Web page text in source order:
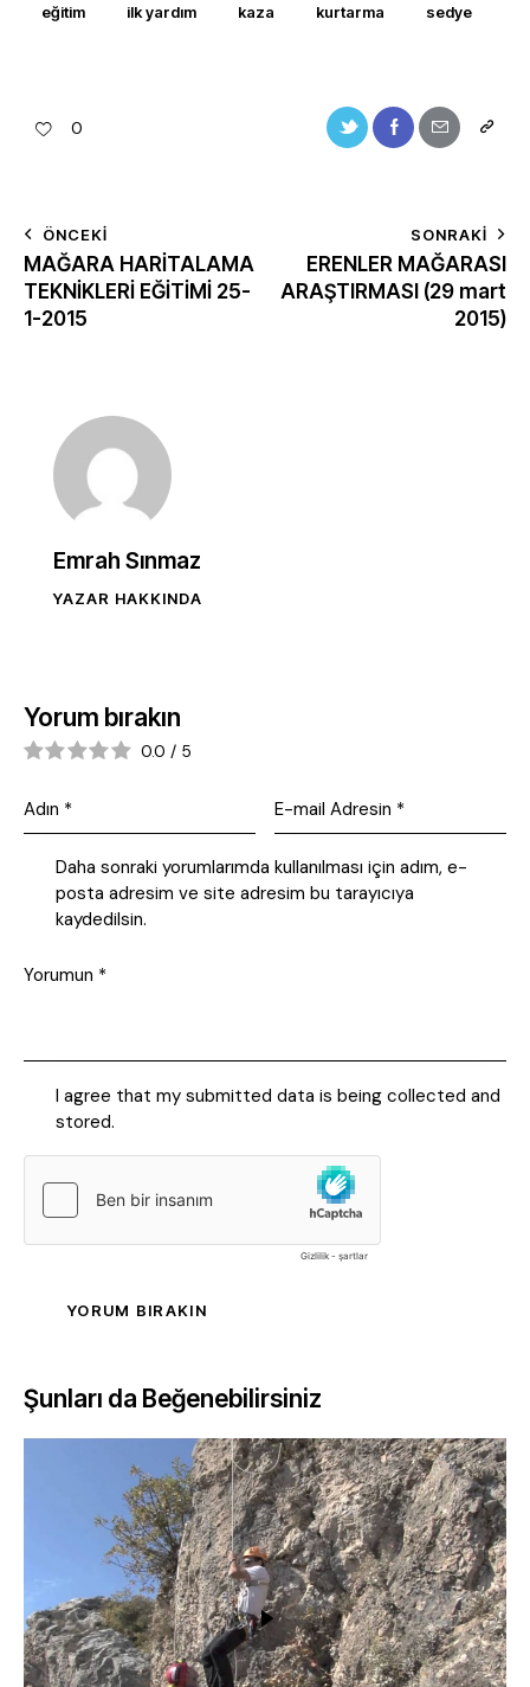
eğitim ilk yardım kaza kurtarma sedye
0
ÖNCEKI
MAĞARA HARİTALAMA
TEKNİKLERİ EĞİTİMİ 25-
1-2015
SONRAKI
ERENLER MAĞARASI
ARAŞTIRMASI (29 mart
2015)
Emrah Sınmaz
YAZAR HAKKINDA
Yorum bırakın
0.0 / 5
Daha sonraki yorumlarımda kullanılması için adım, e-
posta adresim ve site adresim bu tarayıcıya
kaydedilsin.
I agree that my submitted data is being collected and
stored.
Şunları da Beğenebilirsiniz